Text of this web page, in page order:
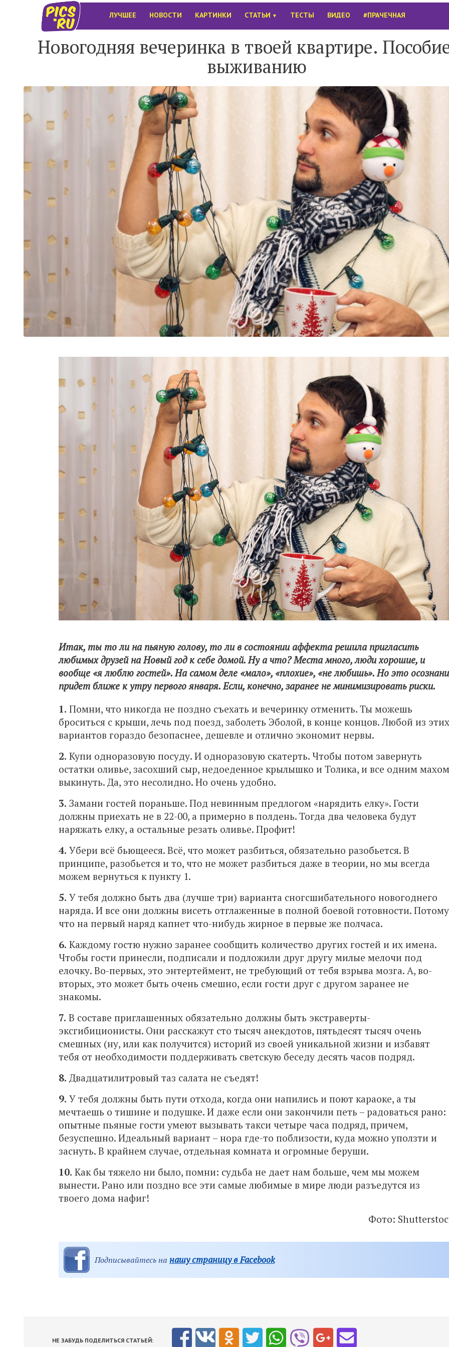
ЛУЧШЕЕ НОВОСТИ КАРТИНКИ СТАТЬИ ▼ ТЕСТЫ ВИДЕО #ПРАЧЕЧНАЯ
Новогодняя вечеринка в твоей квартире.
выживанию
Итак, ты то ли на пьяную голову, то ли в состоянии аффекта решила пригласить
любимых друзей на Новый год к себе домой. Ну а что? Места много, люди хорошие, и
вообще «я люблю гостей». На самом деле «мало», «плохие», «не любишь». Но это
придет ближе к утру первого января. Если, конечно, заранее не минимизировать риски.
1. Помни, что никогда не поздно съехать и вечеринку отменить. Ты можешь
броситься с крыши, лечь под поезд, заболеть Эболой, в конце концов. Любой из этих
вариантов гораздо безопаснее, дешевле и отлично экономит нервы.
2. Купи одноразовую посуду. И одноразовую скатерть. Чтобы потом завернуть
остатки оливье, засохший сыр, недоеденное крылышко и Толика, и все одним махом
выкинуть. Да, это несолидно. Но очень удобно.
3. Замани гостей пораньше. Под невинным предлогом «нарядить елку». Гости
должны приехать не в 22-00, а примерно в полдень. Тогда два человека будут
наряжать елку, а остальные резать оливье. Профит!
4. Убери всё бьющееся. Всё, что может разбиться, обязательно разобьется. В
принципе, разобьется и то, что не может разбиться даже в теории, но мы всегда
можем вернуться к пункту 1.
5. У тебя должно быть два (лучше три) варианта сногсшибательного новогоднего
наряда. И все они должны висеть отглаженные в полной боевой готовности. Потому
что на первый наряд капнет что-нибудь жирное в первые же полчаса.
6. Каждому гостю нужно заранее сообщить количество других гостей и их имена.
Чтобы гости принесли, подписали и подложили друг другу милые мелочи под
елочку. Во-первых, это энтертеймент, не требующий от тебя взрыва мозга. А, во-
вторых, это может быть очень смешно, если гости друг с другом заранее не
знакомы.
7. В составе приглашенных обязательно должны быть экстраверты-
эксгибиционисты. Они расскажут сто тысяч анекдотов, пятьдесят тысяч очень
смешных (ну, или как получится) историй из своей уникальной жизни и избавят
тебя от необходимости поддерживать светскую беседу десять часов подряд.
8. Двадцатилитровый таз салата не съедят!
9. У тебя должны быть пути отхода, когда они напились и поют караоке, а ты
мечтаешь о тишине и подушке. И даже если они закончили петь – радоваться рано:
опытные пьяные гости умеют вызывать такси четыре часа подряд, причем,
безуспешно. Идеальный вариант – нора где-то поблизости, куда можно уползти и
заснуть. В крайнем случае, отдельная комната и огромные беруши.
10. Как бы тяжело ни было, помни: судьба не дает нам больше, чем мы можем
вынести. Рано или поздно все эти самые любимые в мире люди разъедутся из
твоего дома нафиг!
Фото:
Подписывайтесь на нашу страницу в Facebook
НЕ ЗАБУДЬ ПОДЕЛИТЬСЯ СТАТЬЕЙ: